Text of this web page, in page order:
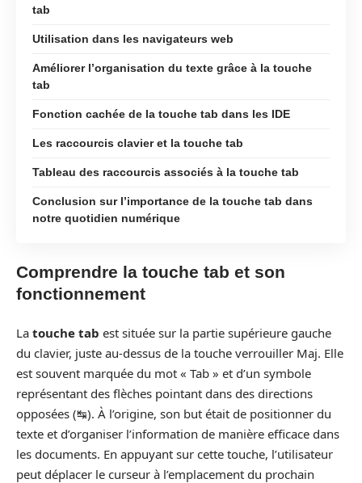
tab
Utilisation dans les navigateurs web
Améliorer l’organisation du texte grâce à la touche
tab
Fonction cachée de la touche tab dans les IDE
Les raccourcis clavier et la touche tab
Tableau des raccourcis associés à la touche tab
Conclusion sur l’importance de la touche tab dans
notre quotidien numérique
Comprendre la touche tab et son
fonctionnement
La touche tab est située sur la partie supérieure gauche
du clavier, juste au-dessus de la touche verrouiller Maj. Elle
est souvent marquée du mot « Tab » et d’un symbole
représentant des flèches pointant dans des directions
opposées (↹). À l’origine, son but était de positionner du
texte et d’organiser l’information de manière efficace dans
les documents. En appuyant sur cette touche, l’utilisateur
peut déplacer le curseur à l’emplacement du prochain